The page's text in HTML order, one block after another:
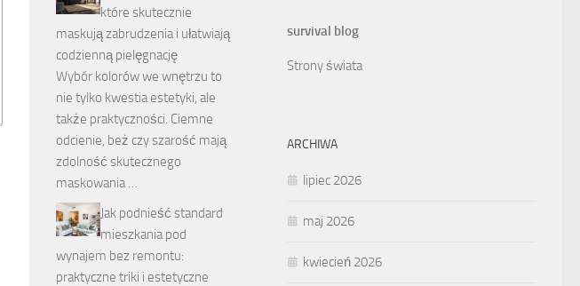
survival blog
Strony świata
ARCHIWA
lipiec 2026
maj 2026
kwiecień 2026
które skutecznie
maskują zabrudzenia i ułatwiają
codzienną pielęgnację
Wybór kolorów we wnętrzu to
nie tylko kwestia estetyki, ale
także praktyczności. Ciemne
odcienie, beż czy szarość mają
zdolność skutecznego
maskowania …
Jak podnieść standard
mieszkania pod
wynajem bez remontu:
praktyczne triki i estetyczne